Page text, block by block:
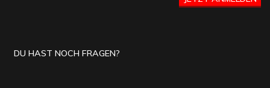
DU HAST NOCH FRAGEN?